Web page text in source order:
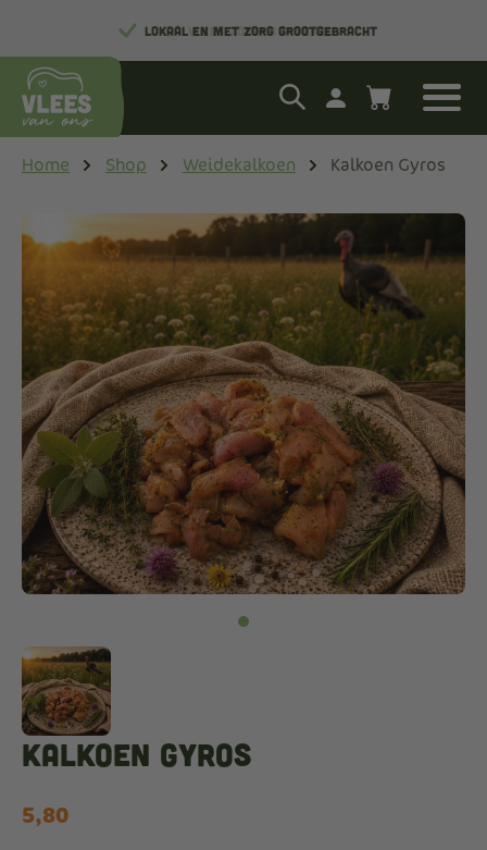
LOKAAL EN MET ZORG GROOTGEBRACHT
Home Shop Weidekalkoen Kalkoen Gyros
Kalkoen Gyros
5,80